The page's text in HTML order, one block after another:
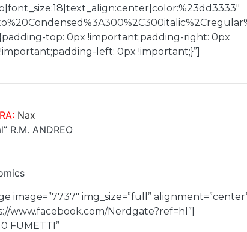
top: 0px !important;padding-right: 0px
left: 0px !important;}”]
Nax
R.M. ANDREO
image=”7737″ img_size=”full”
www.facebook.com/Nerdgate?ref=hl”]
FUMETTI”